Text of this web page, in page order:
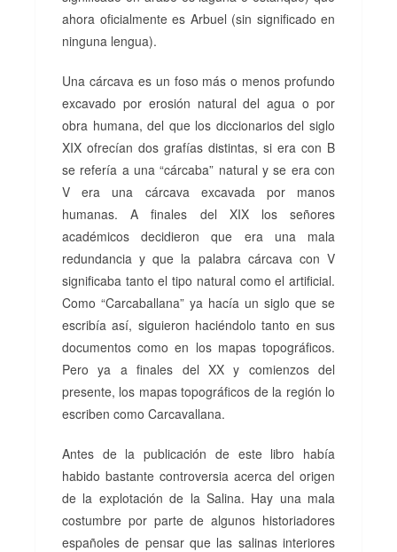
ahora oficialmente es Arbuel (sin significado en
ninguna lengua).
Una cárcava es un foso más o menos profundo
excavado por erosión natural del agua o por
obra humana, del que los diccionarios del siglo
XIX ofrecían dos grafías distintas, si era con B
se refería a una “cárcaba” natural y se era con
V era una cárcava excavada por manos
humanas. A finales del XIX los señores
académicos decidieron que era una mala
redundancia y que la palabra cárcava con V
significaba tanto el tipo natural como el artificial.
Como “Carcaballana” ya hacía un siglo que se
escribía así, siguieron haciéndolo tanto en sus
documentos como en los mapas topográficos.
Pero ya a finales del XX y comienzos del
presente, los mapas topográficos de la región lo
escriben como Carcavallana.
Antes de la publicación de este libro había
habido bastante controversia acerca del origen
de la explotación de la Salina. Hay una mala
costumbre por parte de algunos historiadores
españoles de pensar que las salinas interiores